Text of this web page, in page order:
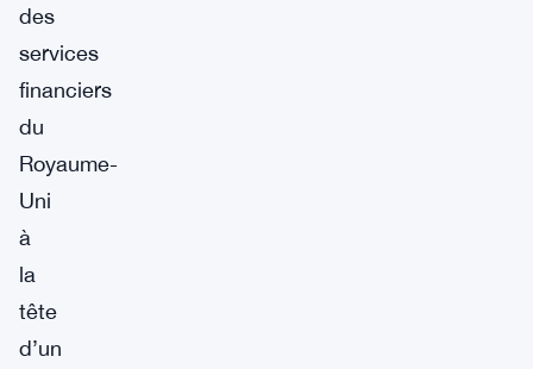
des
services
financiers
du
Royaume-
Uni
à
la
tête
d’un